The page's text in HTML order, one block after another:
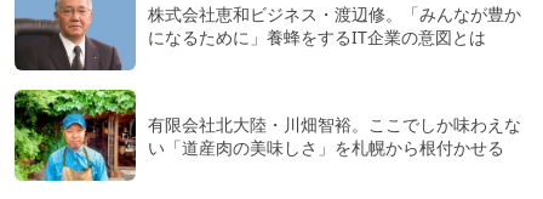
株式会社恵和ビジネス・渡辺修。「みんなが豊か
になるために」養蜂をするIT企業の意図とは
有限会社北大陸・川畑智裕。ここでしか味わえな
い「道産肉の美味しさ」を札幌から根付かせる